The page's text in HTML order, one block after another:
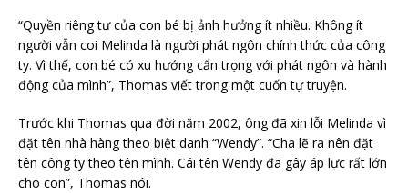
“Quyền riêng tư của con bé bị ảnh hưởng ít nhiều. Không ít
người vẫn coi Melinda là người phát ngôn chính thức của công
ty. Vì thế, con bé có xu hướng cẩn trọng với phát ngôn và hành
động của mình”, Thomas viết trong một cuốn tự truyện.
Trước khi Thomas qua đời năm 2002, ông đã xin lỗi Melinda vì
đặt tên nhà hàng theo biệt danh “Wendy”. “Cha lẽ ra nên đặt
tên công ty theo tên mình. Cái tên Wendy đã gây áp lực rất lớn
cho con”, Thomas nói.